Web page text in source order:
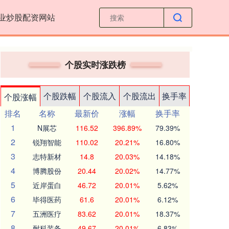
炒股配资网站
个股实时涨跌榜
个股涨幅 个股跌幅 个股流入 个股流出
换手率
排名
名称 最新价 涨幅
换手率
1
N展芯 116.52 396.89% 79.39%
2 锐翔智能 110.02 20.21% 16.80%
3 志特新材 14.8 20.03% 14.18%
4 博腾股份 20.44 20.02% 14.77%
5 近岸蛋白 46.72 20.01% 5.62%
6 毕得医药 61.6 20.01% 6.12%
7 五洲医疗 83.62 20.01% 18.37%